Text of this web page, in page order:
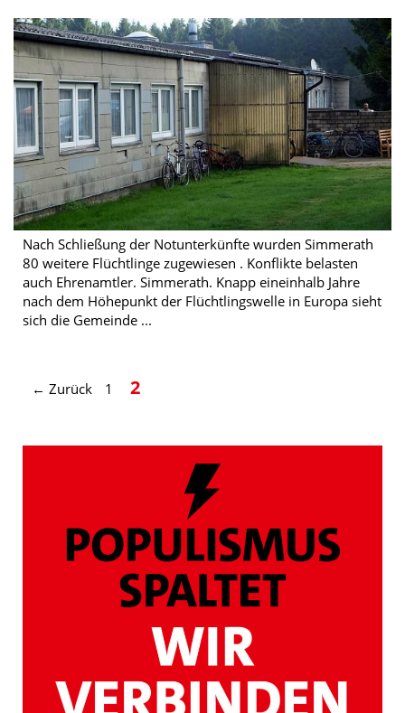
Nach Schließung der Notunterkünfte wurden Simmerath
80 weitere Flüchtlinge zugewiesen . Konflikte belasten
auch Ehrenamtler. Simmerath. Knapp eineinhalb Jahre
nach dem Höhepunkt der Flüchtlingswelle in Europa sieht
sich die Gemeinde ...
← Zurück Seite
1 Seite
2